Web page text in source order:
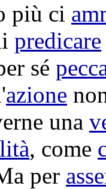
più ci
predicare
sé
azione
una
, come
per